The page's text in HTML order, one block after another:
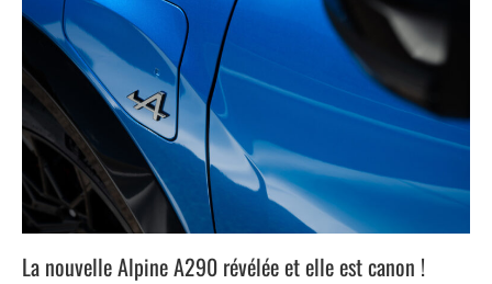
La nouvelle Alpine A290 révélée et elle est canon !